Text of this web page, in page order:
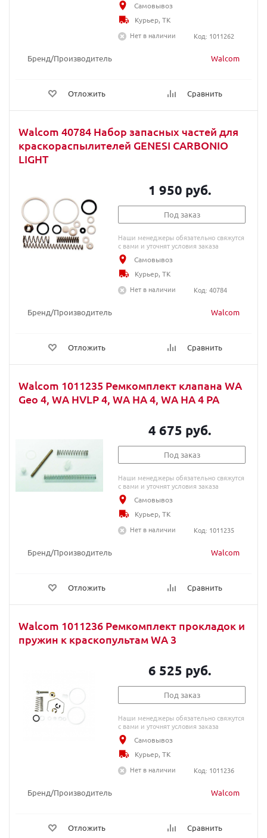
Бренд/Производитель Walcom
Отложить Сравнить
Самовывоз
Курьер, ТК
Нет в наличии
Код: 1011262
Walcom 40784 Набор запасных частей для
краскораспылителей GENESI CARBONIO
LIGHT
Бренд/Производитель Walcom
Отложить Сравнить
1 950 руб.
Под заказ
Наши менеджеры обязательно свяжутся
с вами и уточнят условия заказа
Самовывоз
Курьер, ТК
Нет в наличии
Код: 40784
Walcom 1011235 Ремкомплект клапана WA
Geo 4, WA HVLP 4, WA HA 4, WA HA 4 PA
Бренд/Производитель Walcom
Отложить Сравнить
4 675 руб.
Под заказ
Наши менеджеры обязательно свяжутся
с вами и уточнят условия заказа
Самовывоз
Курьер, ТК
Нет в наличии
Код: 1011235
Walcom 1011236 Ремкомплект прокладок и
пружин к краскопультам WA 3
Бренд/Производитель Walcom
Отложить Сравнить
6 525 руб.
Под заказ
Наши менеджеры обязательно свяжутся
с вами и уточнят условия заказа
Самовывоз
Курьер, ТК
Нет в наличии
Код: 1011236